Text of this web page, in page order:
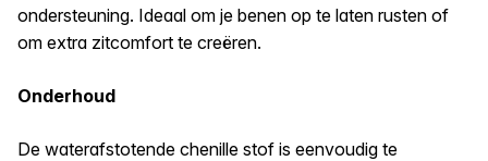
ondersteuning. Ideaal om je benen op te laten rusten of
om extra zitcomfort te creëren.
Onderhoud
De waterafstotende chenille stof is eenvoudig te